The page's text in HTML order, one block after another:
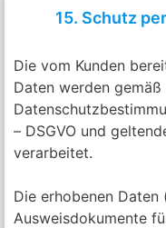
15. Schutz
Die vom Kunden
Daten werden
– DSGVO und
verarbeitet.
Die erhobenen Daten
Ausweisdokumente